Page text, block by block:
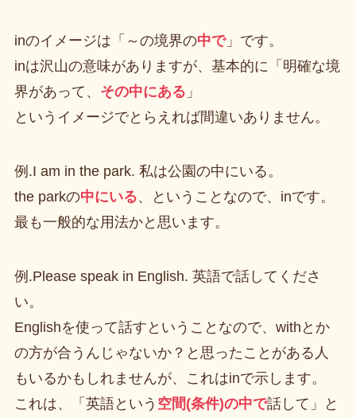
inのイメージは「～の境界の中で」です。
inは沢山の意味がありますが、基本的に「明確な境
界があって、 その中にある 」
というイメージでとらえれば間違いありません。
例.I am in the park. 私は公園の中にいる。
the parkの中にいる、ということなので、inです。
最も一般的な用法かと思います。
例.Please speak in English. 英語で話してくださ
い。
Englishを使って話すということなので、withとか
の方が合うんじゃないか？と思ったことがある人
もいるかもしれませんが、これはinで示します。
これは、「英語という 空間(条件)の中で話して」と